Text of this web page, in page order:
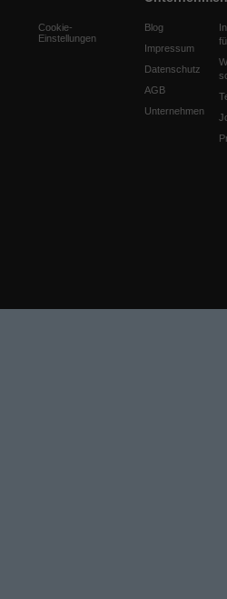
Cookie-
Einstellungen
Blog
Impressum
Datenschutz
AGB
Unternehmen